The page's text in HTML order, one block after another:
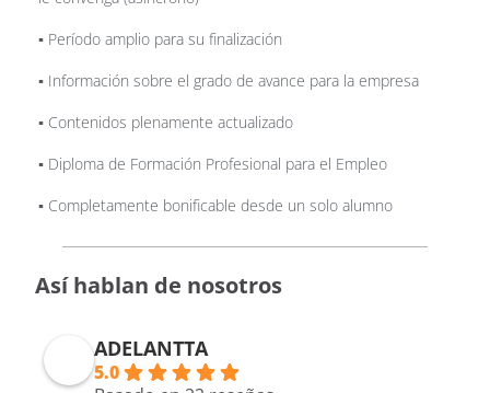
▪️ Período amplio para su finalización
▪️ Información sobre el grado de avance para la empresa
▪️ Contenidos plenamente actualizado
▪️ Diploma de Formación Profesional para el Empleo
▪️ Completamente bonificable desde un solo alumno
Así hablan de nosotros
ADELANTTA
5.0